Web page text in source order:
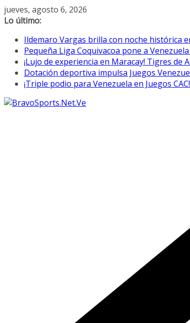
Saltar
al
jueves, agosto 6, 2026
Lo último:
Ildemaro Vargas brilla con noche histórica
Pequeña Liga Coquivacoa pone a
¡Lujo de experiencia en Maracay! Tigres de
Dotación deportiva impulsa Juegos
¡Triple podio para Venezuela en Juegos